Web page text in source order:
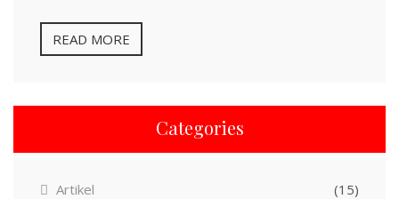
READ MORE
Categories
Artikel
(15)